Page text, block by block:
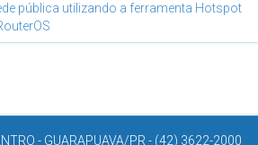
pública utilizando a ferramenta Hotspot
- GUARAPUAVA/PR - (42) 3622-2000